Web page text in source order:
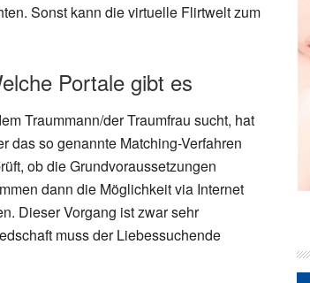
Sonst kann die virtuelle Flirtwelt zum
Portale gibt es
Traummann/der Traumfrau sucht, hat
das so genannte Matching-Verfahren
ob die Grundvoraussetzungen
dann die Möglichkeit via Internet
Dieser Vorgang ist zwar sehr
muss der Liebessuchende